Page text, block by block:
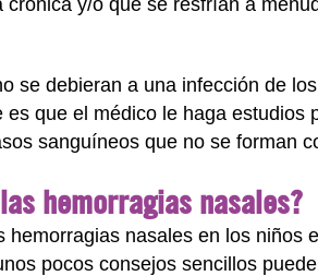
se debieran a una infección de
que el médico le haga
sanguíneos que no se forman
hemorragias nasales?
hemorragias nasales en los niños
pocos consejos sencillos